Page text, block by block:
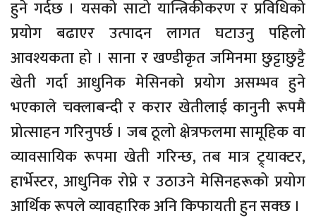
हुने गर्दछ । यसको साटो यान्त्रिकीकरण र प्रविधिको
प्रयोग बढाएर उत्पादन लागत घटाउनु पहिलो
आवश्यकता हो । साना र खण्डीकृत जमिनमा छुट्टाछुट्टै
खेती गर्दा आधुनिक मेसिनको प्रयोग असम्भव हुने
भएकाले चक्लाबन्दी र करार खेतीलाई कानुनी रूपमै
प्रोत्साहन गरिनुपर्छ । जब ठूलो क्षेत्रफलमा सामूहिक वा
व्यावसायिक रूपमा खेती गरिन्छ, तब मात्र ट्र्याक्टर,
हार्भेस्टर, आधुनिक रोप्ने र उठाउने मेसिनहरूको प्रयोग
आर्थिक रूपले व्यावहारिक अनि किफायती हुन सक्छ ।